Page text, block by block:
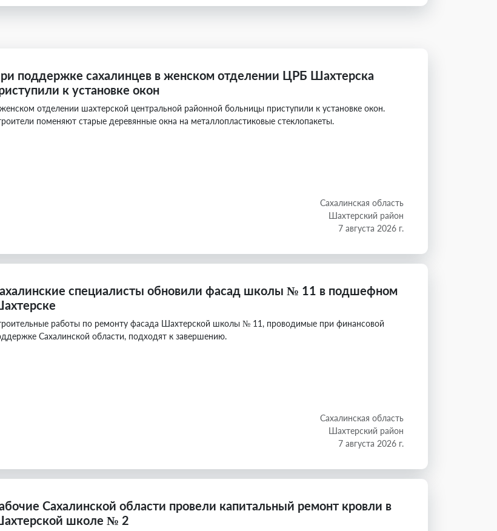
поддержке сахалинцев в женском отделении ЦРБ Шахтерска
к установке окон
отделении шахтерской центральной районной больницы приступили к установке окон.
поменяют старые деревянные окна на металлопластиковые стеклопакеты.
Сахалинская область
Шахтерский район
7 августа 2026 г.
специалисты обновили фасад школы № 11 в подшефном
работы по ремонту фасада Шахтерской школы № 11, проводимые при финансовой
Сахалинской области, подходят к завершению.
Сахалинская область
Шахтерский район
7 августа 2026 г.
Сахалинской области провели капитальный ремонт кровли в
школе № 2